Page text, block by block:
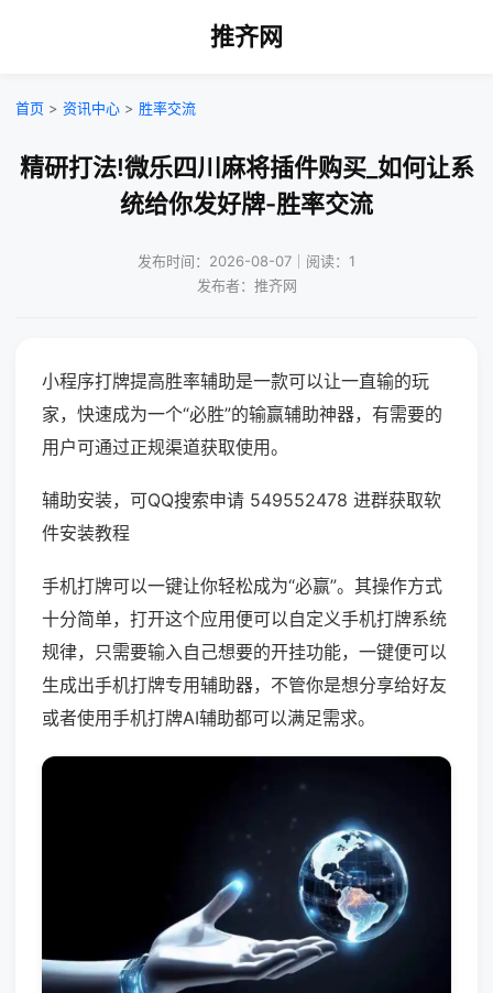
推齐网
首页 > 资讯中心 > 胜率交流
精研打法!微乐四川麻将插件购买_如何让系
统给你发好牌-胜率交流
发布时间：2026-08-07｜阅读：1
发布者：推齐网
小程序打牌提高胜率辅助是一款可以让一直输的玩
家，快速成为一个“必胜”的输赢辅助神器，有需要的
用户可通过正规渠道获取使用。
辅助安装，可QQ搜索申请 549552478 进群获取软
件安装教程
手机打牌可以一键让你轻松成为“必赢”。其操作方式
十分简单，打开这个应用便可以自定义手机打牌系统
规律，只需要输入自己想要的开挂功能，一键便可以
生成出手机打牌专用辅助器，不管你是想分享给好友
或者使用手机打牌AI辅助都可以满足需求。